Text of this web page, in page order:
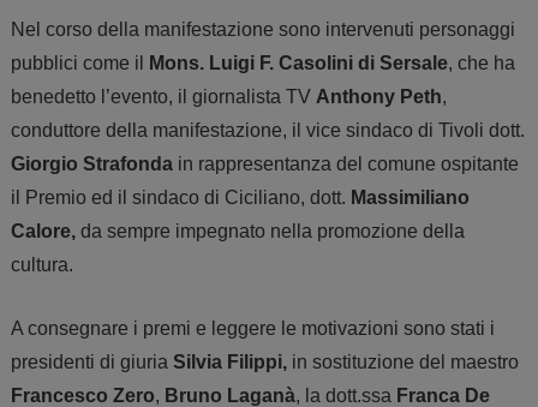
Nel corso della manifestazione sono intervenuti personaggi
pubblici come il
Mons. Luigi F. Casolini di Sersale, che ha
benedetto l’evento, il giornalista TV Anthony Peth,
conduttore della manifestazione, il vice sindaco di Tivoli dott.
Giorgio Strafondain rappresentanza del comune ospitante
il Premio ed il sindaco di Ciciliano, dott. Massimiliano
Calore,da sempre impegnato nella promozione della
cultura.
A consegnare i premi e leggere le motivazioni sono stati i
presidenti di giuria Silvia Filippi,in sostituzione del maestro
Francesco Zero, Bruno Laganà, la dott.ssa Franca De